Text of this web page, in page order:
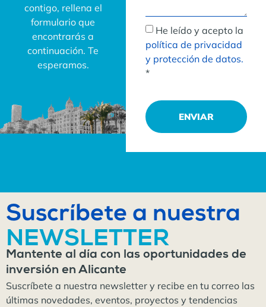
contigo, rellena el
formulario que
encontrarás a
continuación. Te
esperamos.
He leído y acepto la
política de privacidad
y protección de datos.
*
ENVIAR
Suscríbete a nuestra
NEWSLETTER
Mantente al día con las oportunidades de
inversión en Alicante
Suscríbete a nuestra newsletter y recibe en tu correo las
últimas novedades, eventos, proyectos y tendencias